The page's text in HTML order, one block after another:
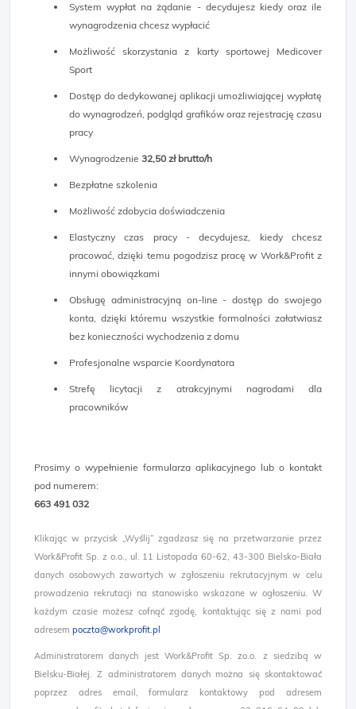
System wypłat na żądanie - decydujesz kiedy oraz ile
wynagrodzenia chcesz wypłacić
Możliwość skorzystania z karty sportowej Medicover
Sport
Dostęp do dedykowanej aplikacji umożliwiającej wypłatę
do wynagrodzeń, podgląd grafików oraz rejestrację czasu
pracy
Wynagrodzenie 32,50 zł brutto/h
Bezpłatne szkolenia
Możliwość zdobycia doświadczenia
Elastyczny czas pracy - decydujesz, kiedy chcesz
pracować, dzięki temu pogodzisz pracę w Work&Profit z
innymi obowiązkami
Obsługę administracyjną on-line - dostęp do swojego
konta, dzięki któremu wszystkie formalności załatwiasz
bez konieczności wychodzenia z domu
Profesjonalne wsparcie Koordynatora
Strefę licytacji z atrakcyjnymi nagrodami dla
pracowników
Prosimy o wypełnienie formularza aplikacyjnego lub o kontakt
pod numerem:
663 491 032
Klikając w przycisk „Wyślij” zgadzasz się na przetwarzanie przez
Work&Profit Sp. z o.o., ul. 11 Listopada 60-62, 43-300 Bielsko-Biała
danych osobowych zawartych w zgłoszeniu rekrutacyjnym w celu
prowadzenia rekrutacji na stanowisko wskazane w ogłoszeniu. W
każdym czasie możesz cofnąć zgodę, kontaktując się z nami pod
adresem poczta@workprofit.pl
Administratorem danych jest Work&Profit Sp. zo.o. z siedzibą w
Bielsku-Białej. Z administratorem danych można się skontaktować
poprzez adres email, formularz kontaktowy pod adresem